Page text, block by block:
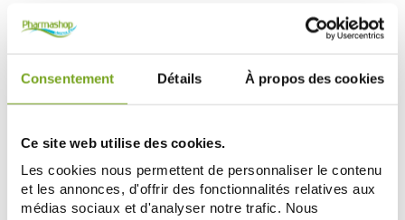
Consentement Détails À propos des cookies
Ce site web utilise des cookies.
Les cookies nous permettent de personnaliser le contenu
et les annonces, d'offrir des fonctionnalités relatives aux
médias sociaux et d'analyser notre trafic. Nous
NUXE